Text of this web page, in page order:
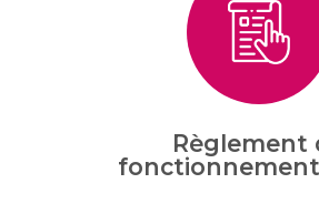
Règlement
fonctionnement